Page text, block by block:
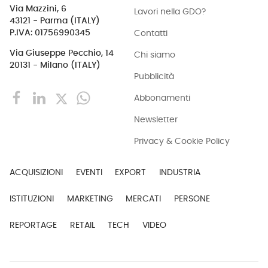
Via Mazzini, 6
43121 - Parma (ITALY)
P.IVA: 01756990345
Via Giuseppe Pecchio, 14
20131 - Milano (ITALY)
Lavori nella GDO?
Contatti
Chi siamo
Pubblicità
Abbonamenti
Newsletter
Privacy & Cookie Policy
ACQUISIZIONI EVENTI EXPORT INDUSTRIA
ISTITUZIONI MARKETING MERCATI PERSONE
REPORTAGE RETAIL TECH VIDEO